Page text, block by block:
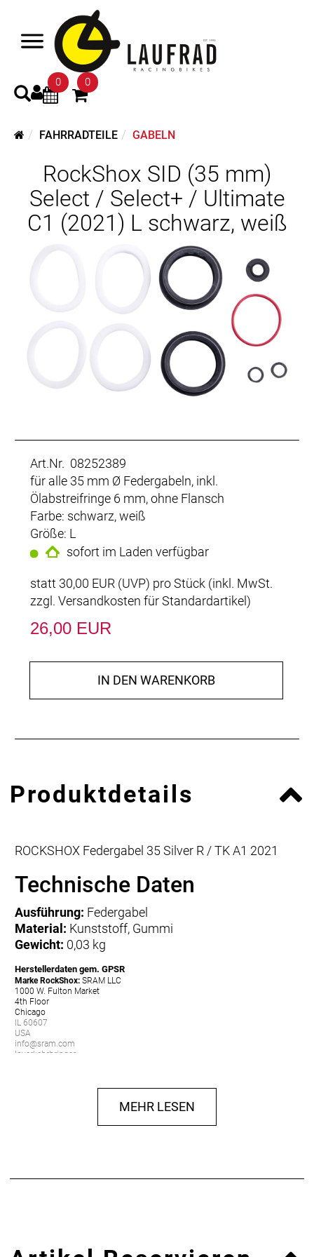
0 0
FAHRRADTEILE GABELN
RockShox SID (35 mm)
Select / Select+ / Ultimate
C1 (2021) L schwarz, weiß
Art.Nr. 08252389
für alle 35 mm Ø Federgabeln, inkl.
Ölabstreifringe 6 mm, ohne Flansch
Farbe: schwarz, weiß
Größe: L
sofort im Laden verfügbar
statt 30,00 EUR (UVP) pro Stück (inkl. MwSt.
zzgl. Versandkosten für Standardartikel)
26,00 EUR
IN DEN WARENKORB
Produktdetails
ROCKSHOX Federgabel 35 Silver R / TK A1 2021
Technische Daten
Ausführung: Federgabel
Material: Kunststoff, Gummi
Gewicht: 0,03 kg
Herstellerdaten gem. GPSR
Marke RockShox: SRAM LLC
1000 W. Fulton Market
4th Floor
Chicago
IL 60607
USA
info@sram.com
Inverkehrbringer:
MEHR LESEN